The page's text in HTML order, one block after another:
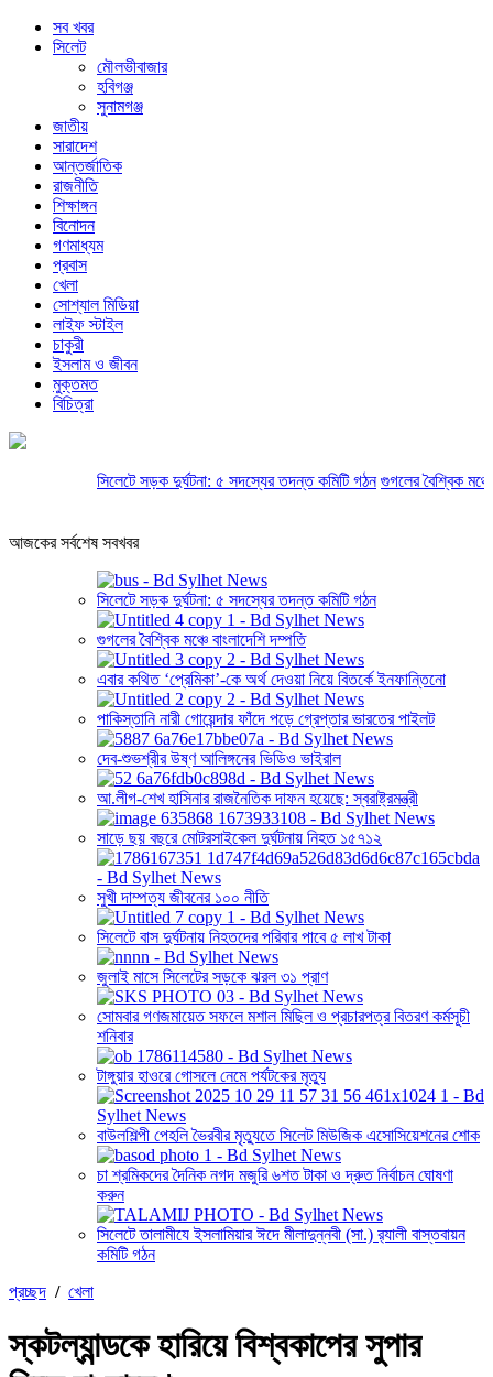
সব খবর
সিলেট
মৌলভীবাজার
হবিগঞ্জ
সুনামগঞ্জ
জাতীয়
সারাদেশ
আন্তর্জাতিক
রাজনীতি
শিক্ষাঙ্গন
বিনোদন
গণমাধ্যম
প্রবাস
খেলা
সোশ্যাল মিডিয়া
লাইফ স্টাইল
চাকুরী
ইসলাম ও জীবন
মুক্তমত
বিচিত্রা
সিলেটে সড়ক দুর্ঘটনা: ৫ সদস্যের তদন্ত কমিটি গঠন গুগলের বৈশ্বিক মঞ্চে
আজকের সর্বশেষ সবখবর
সিলেটে সড়ক দুর্ঘটনা: ৫ সদস্যের তদন্ত কমিটি গঠন
গুগলের বৈশ্বিক মঞ্চে বাংলাদেশি দম্পতি
এবার কথিত ‘প্রেমিকা’-কে অর্থ দেওয়া নিয়ে বিতর্কে ইনফান্তিনো
পাকিস্তানি নারী গোয়েন্দার ফাঁদে পড়ে গ্রেপ্তার ভারতের পাইলট
দেব-শুভশ্রীর উষ্ণ আলিঙ্গনের ভিডিও ভাইরাল
আ.লীগ-শেখ হাসিনার রাজনৈতিক দাফন হয়েছে: স্বরাষ্ট্রমন্ত্রী
সাড়ে ছয় বছরে মোটরসাইকেল দুর্ঘটনায় নিহত ১৫৭১২
সুখী দাম্পত্য জীবনের ১০০ নীতি
সিলেটে বাস দুর্ঘটনায় নিহতদের পরিবার পাবে ৫ লাখ টাকা
জুলাই মাসে সিলেটের সড়কে ঝরল ৩১ প্রাণ
সোমবার গণজমায়েত সফলে মশাল মিছিল ও প্রচারপত্র বিতরণ কর্মসূচী
শনিবার
টাঙ্গুয়ার হাওরে গোসলে নেমে পর্যটকের মৃত্যু
বাউলশিল্পী পেহলি ভৈরবীর মৃত্যুতে সিলেট মিউজিক এসোসিয়েশনের শোক
চা শ্রমিকদের দৈনিক নগদ মজুরি ৬শত টাকা ও দ্রুত নির্বাচন ঘোষণা
করুন
সিলেটে তালামীযে ইসলামিয়ার ঈদে মীলাদুন্নবী (সা.) র‌্যালী বাস্তবায়ন
কমিটি গঠন
প্রচ্ছদ / খেলা
স্কটল্যান্ডকে হারিয়ে বিশ্বকাপের সুপার